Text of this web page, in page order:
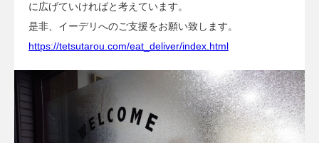
に広げていければと考えています。
是非、イーデリへのご支援をお願い致します。
https://tetsutarou.com/eat_deliver/index.html